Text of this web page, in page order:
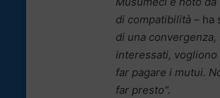
di compatibilità – ha
di una
interessati, vogliono
far pagare i mutui.
far presto”.